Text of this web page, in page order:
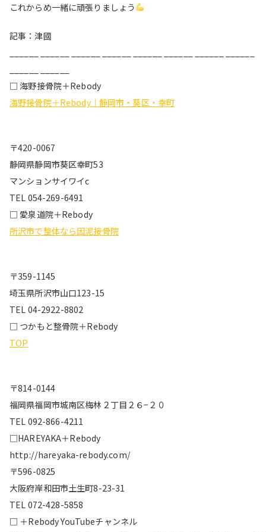
これからめ一緒に頑張りましょう
記事：津國
□ 海野接骨院＋Rebody
海野接骨院＋Rebody｜静岡市・葵区・幸町
〒420-0067
静岡県静岡市葵区幸町53
マンションサイワイc
TEL 054-269-6491
□ 愛泉道院＋Rebody
所沢市で整体なら因泥接骨院
〒359-1145
埼玉県所沢市山口123-15
TEL 04-2922-8802
□ つかもと整骨院＋Rebody
TOP
〒814-0144
福岡県福岡市城南区梅林２丁目２６−２０
TEL 092-866-4211
□HAREYAKA＋Rebody
http://hareyaka-rebody.com/
〒596-0825
大阪府岸和田市土生町8-23-31
TEL 072-428-5858
□ ＋Rebody YouTubeチャンネル